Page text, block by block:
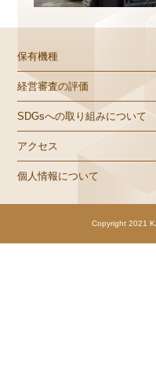
保有機種
経営審査の評価
SDGsへの取り組みについて
アクセス
個人情報について
Copyright 2021